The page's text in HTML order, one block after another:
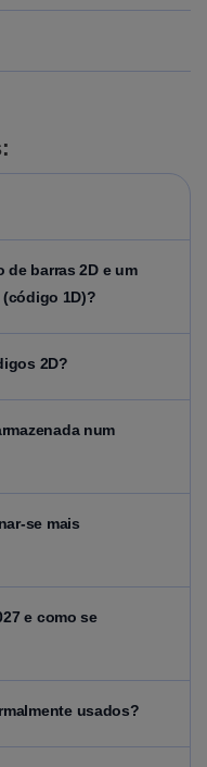
:
de barras 2D e um
1D)?
2D?
num
se mais
e como se
usados?